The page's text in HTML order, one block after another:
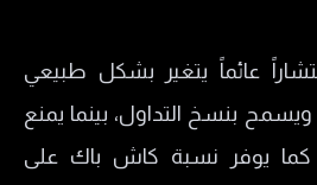
عائماً يتغير بشكل طبيعي
بنسخ التداول، بينما يمنع
كما يوفر نسبة كاش باك على